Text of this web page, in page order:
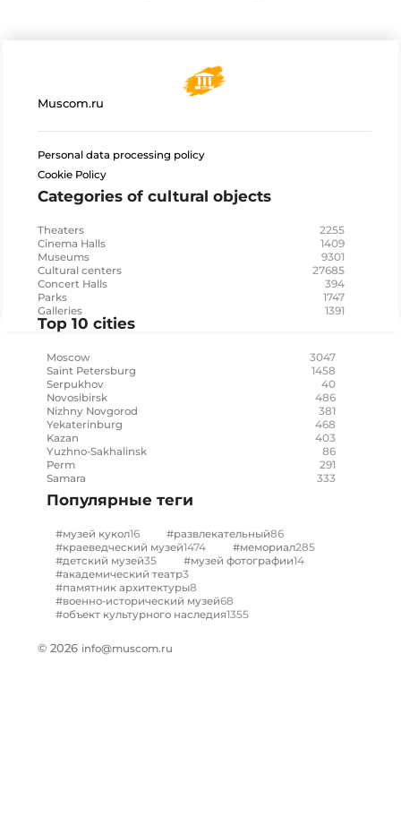
Muscom.ru
Personal data processing policy
Cookie Policy
Categories of cultural objects
Theaters 2255
Cinema Halls 1409
Museums 9301
Cultural centers 27685
Concert Halls 394
Parks 1747
Galleries 1391
Top 10 cities
Moscow 3047
Saint Petersburg 1458
Serpukhov 40
Novosibirsk 486
Nizhny Novgorod 381
Yekaterinburg 468
Kazan 403
Yuzhno-Sakhalinsk 86
Perm 291
Samara 333
Популярные теги
#музей кукол16 #развлекательный86
#краеведческий музей1474 #мемориал285
#детский музей35 #музей фотографии14
#академический театр3
#памятник архитектуры8
#военно-исторический музей68
#объект культурного наследия1355
© 2026 info@muscom.ru